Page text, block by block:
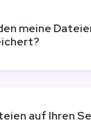
meine
auf Ihren